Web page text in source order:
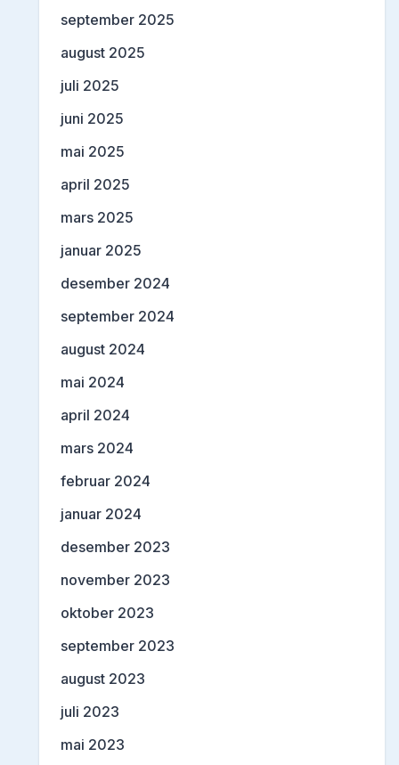
september 2025
august 2025
juli 2025
juni 2025
mai 2025
april 2025
mars 2025
januar 2025
desember 2024
september 2024
august 2024
mai 2024
april 2024
mars 2024
februar 2024
januar 2024
desember 2023
november 2023
oktober 2023
september 2023
august 2023
juli 2023
mai 2023